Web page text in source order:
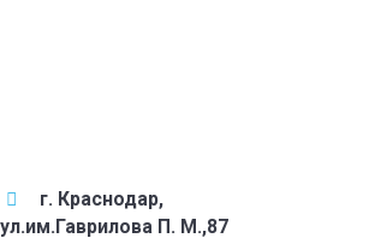
г. Краснодар,
ул.им.Гаврилова П. М.,87